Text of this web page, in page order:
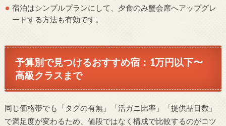
宿泊はシンプルプランにして、夕食のみ蟹会席へアップグレ
ードする方法も有効です。
予算別で見つけるおすすめ宿：1万円以下〜
高級クラスまで
同じ価格帯でも「タグの有無」「活ガニ比率」「提供品目数」
で満足度が変わるため、値段ではなく構成で比較するのがコツ